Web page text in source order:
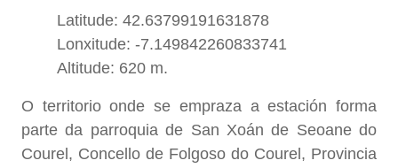
Latitude: 42.63799191631878
Lonxitude: -7.149842260833741
Altitude: 620 m.
O territorio onde se empraza a estación forma
parte da parroquia de San Xoán de Seoane do
Courel, Concello de Folgoso do Courel, Provincia